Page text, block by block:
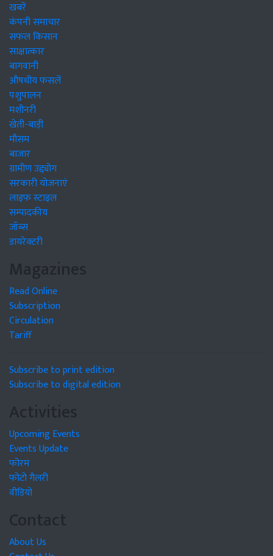
खबरें
कंपनी समाचार
सफल किसान
साक्षात्कार
बागवानी
औषधीय फसलें
पशुपालन
मशीनरी
खेती-बाड़ी
मौसम
बाजार
ग्रामीण उद्द्योग
सरकारी योजनाएं
लाइफ स्टाइल
सम्पादकीय
जॉब्स
डायरेक्टरी
Magazines
Read Online
Subscription
Circulation
Tariff
Subscribe to print edition
Subscribe to digital edition
Activities
Upcoming Events
Events Update
फोरम
फोटो गैलरी
वीडियो
Contact
About Us